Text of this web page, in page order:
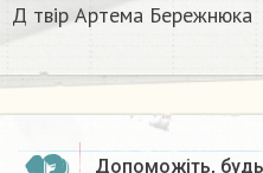
Д твір Артема Бережнюка
Допоможіть,